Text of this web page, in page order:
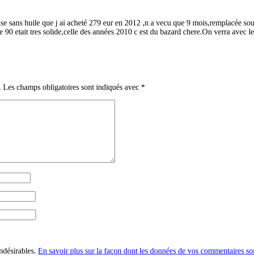
sans huile que j ai acheté 279 eur en 2012 ,n a vecu que 9 mois,remplacée
90 etait tres solide,celle des années 2010 c est du bazard chere.On verra avec
Les champs obligatoires sont indiqués avec *
En savoir plus sur la façon dont les données de vos commentaires